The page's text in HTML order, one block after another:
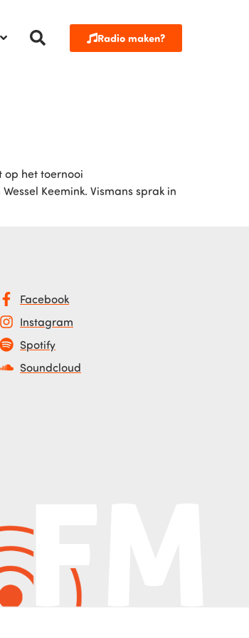
Radio maken?
op het toernooi
Keemink. Vismans sprak in
Facebook
Instagram
Spotify
Soundcloud